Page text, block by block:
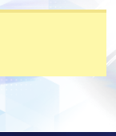
人如欲享用十個
有報名服務的教
請瀏覽網上